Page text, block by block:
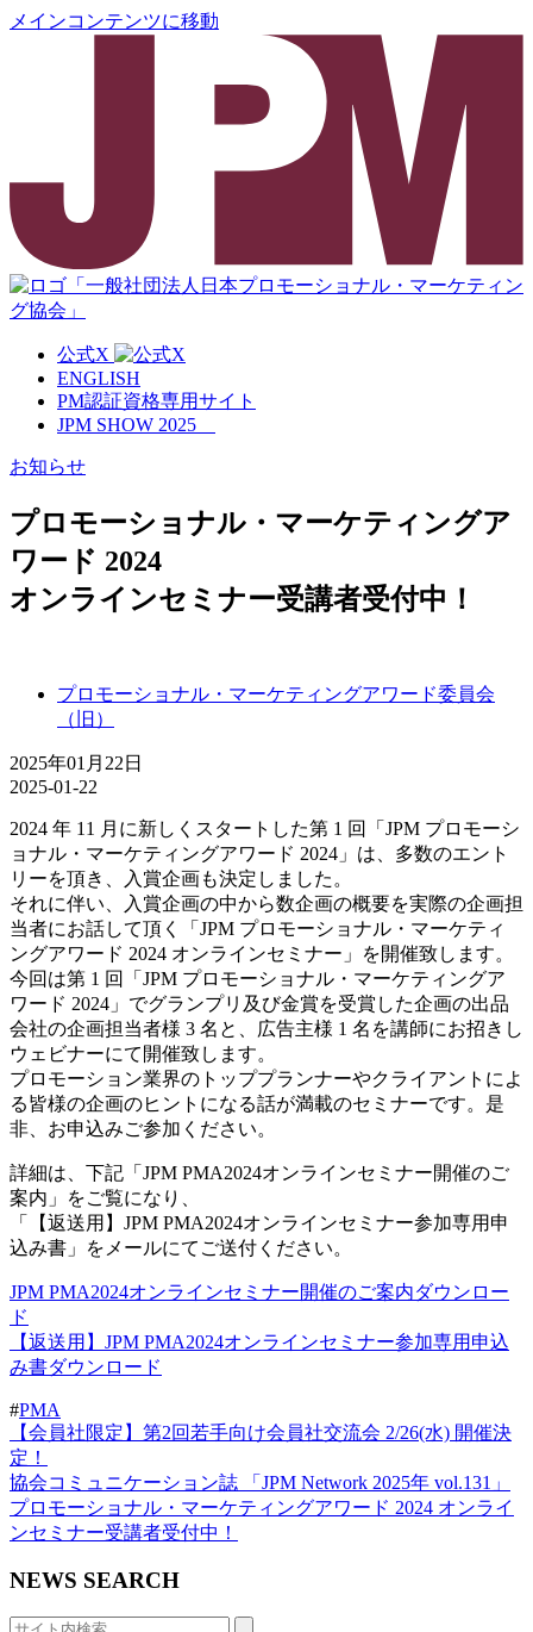
メインコンテンツに移動
公式X
ENGLISH
PM認証資格専用サイト
JPM SHOW 2025
お知らせ
プロモーショナル・マーケティングア
ワード 2024
オンラインセミナー受講者受付中！
プロモーショナル・マーケティングアワード委員会
（旧）
2025年01月22日
2025-01-22
2024 年 11 月に新しくスタートした第 1 回「JPM プロモーシ
ョナル・マーケティングアワード 2024」は、多数のエント
リーを頂き、入賞企画も決定しました。
それに伴い、入賞企画の中から数企画の概要を実際の企画担
当者にお話して頂く「JPM プロモーショナル・マーケティ
ングアワード 2024 オンラインセミナー」を開催致します。
今回は第 1 回「JPM プロモーショナル・マーケティングア
ワード 2024」でグランプリ及び金賞を受賞した企画の出品
会社の企画担当者様 3 名と、広告主様 1 名を講師にお招きし
ウェビナーにて開催致します。
プロモーション業界のトッププランナーやクライアントによ
る皆様の企画のヒントになる話が満載のセミナーです。是
非、お申込みご参加ください。
詳細は、下記「JPM PMA2024オンラインセミナー開催のご
案内」をご覧になり、
「【返送用】JPM PMA2024オンラインセミナー参加専用申
込み書」をメールにてご送付ください。
JPM PMA2024オンラインセミナー開催のご案内ダウンロー
ド
【返送用】JPM PMA2024オンラインセミナー参加専用申込
み書ダウンロード
#PMA
【会員社限定】第2回若手向け会員社交流会 2/26(水) 開催決
定！
協会コミュニケーション誌 「JPM Network 2025年 vol.131」
プロモーショナル・マーケティングアワード 2024 オンライ
ンセミナー受講者受付中！
NEWS SEARCH